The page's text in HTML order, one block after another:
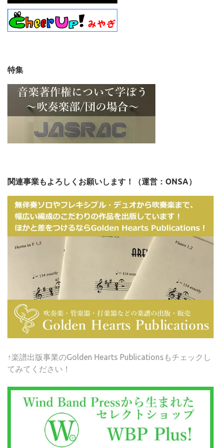
特集
関連事業もよろしくお願いします！（運営：ONSA）
↑楽譜出版事業のGolden Hearts Publicationsもチェックし
てみてください！